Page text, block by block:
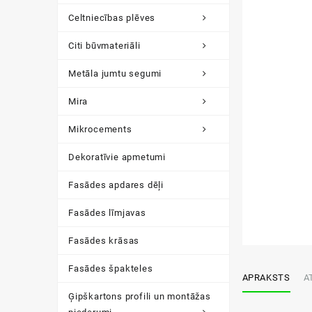
Celtniecības plēves
Citi būvmateriāli
Metāla jumtu segumi
Mira
Mikrocements
Dekoratīvie apmetumi
Fasādes apdares dēļi
Fasādes līmjavas
Fasādes krāsas
Fasādes špakteles
Ģipškartons profili un montāžas
APRAKSTS